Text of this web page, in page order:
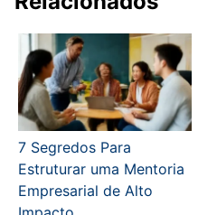
7 Segredos Para
Estruturar uma Mentoria
Empresarial de Alto